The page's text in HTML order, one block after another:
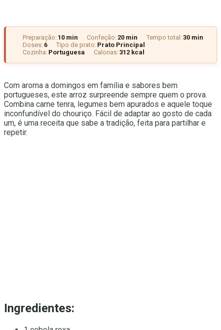
Preparação: 10 min Confeção: 20 min Tempo total:30 min
Doses: 6 Tipo de prato: Prato Principal
Cozinha: Portuguesa Calorias:312 kcal
Com aroma a domingos em família e sabores bem
portugueses, este arroz surpreende sempre quem o prova.
Combina carne tenra, legumes bem apurados e aquele toque
inconfundível do chouriço. Fácil de adaptar ao gosto de cada
um, é uma receita que sabe a tradição, feita para partilhar e
repetir.
Ingredientes: